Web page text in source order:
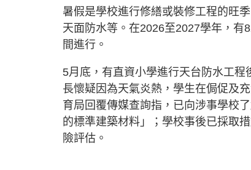
暑假是學校進行修繕或裝修工程的旺
天面防水等。在2026至2027學年，
間進行。
5月底，有直資小學進行天台防水工
長懷疑因為天氣炎熱，學生在侷促及
育局回覆傳媒查詢指，已向涉事學校
的標準建築材料」；學校事後已採取
險評估。